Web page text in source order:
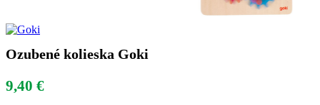
Ozubené kolieska Goki
9,40 €